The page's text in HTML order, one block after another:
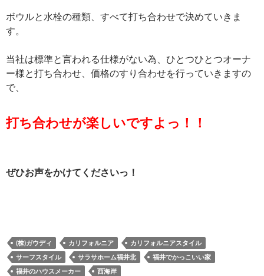
ボウルと水栓の種類、すべて打ち合わせで決めていきま
す。
当社は標準と言われる仕様がない為、ひとつひとつオーナ
ー様と打ち合わせ、価格のすり合わせを行っていきますの
で、
打ち合わせが楽しいですよっ！！
ぜひお声をかけてくださいっ！
(株)ガウディ カリフォルニア
カリフォルニアスタイル
サーフスタイル
サラサホーム福井北
福井でかっこいい家
福井のハウスメーカー
西海岸